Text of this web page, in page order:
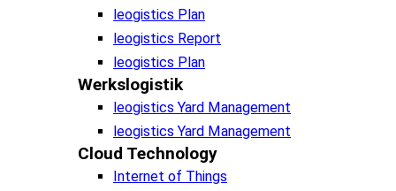
leogistics Plan
leogistics Report
leogistics Plan
Werkslogistik
leogistics Yard Management
leogistics Yard Management
Cloud Technology
Internet of Things